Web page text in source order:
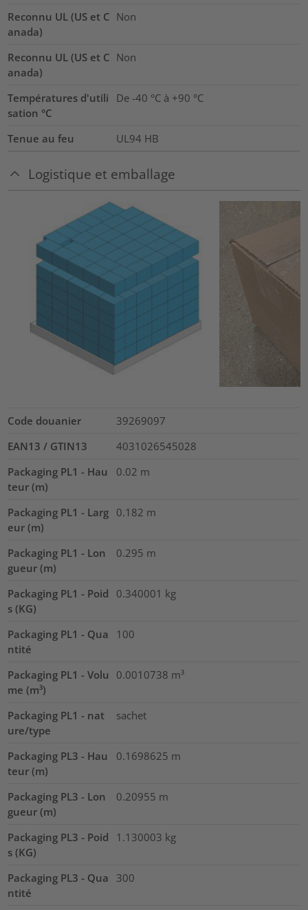
Reconnu UL (US et C
anada)
Non
Reconnu UL (US et C
anada)
Non
Températures d'utili
sation °C
De -40 °C à +90 °C
Tenue au feu UL94 HB
Logistique et emballage
Code douanier
39269097
EAN13 / GTIN13
4031026545028
Packaging PL1 - Hau
teur (m)
0.02 m
Packaging PL1 - Larg
eur (m)
0.182 m
Packaging PL1 - Lon
gueur (m)
0.295 m
Packaging PL1 - Poid
s (KG)
0.340001 kg
Packaging PL1 - Qua
ntité
100
Packaging PL1 - Volu
me (m³)
0.0010738 m³
Packaging PL1 - nat
ure/type
sachet
Packaging PL3 - Hau
teur (m)
0.1698625 m
Packaging PL3 - Lon
gueur (m)
0.20955 m
Packaging PL3 - Poid
s (KG)
1.130003 kg
Packaging PL3 - Qua
ntité
300